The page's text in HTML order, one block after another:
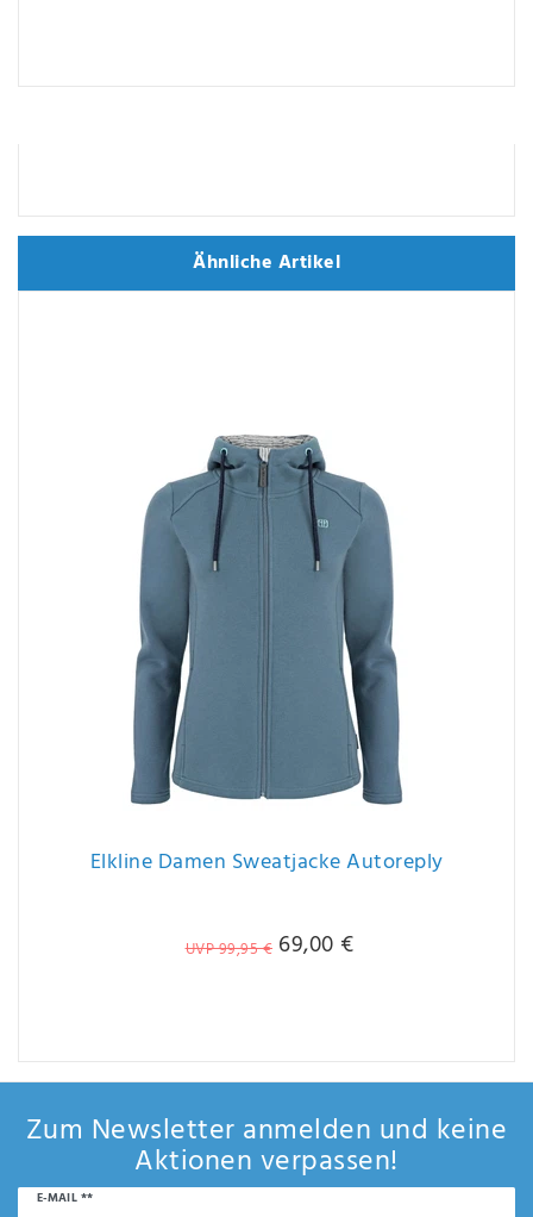
Ähnliche Artikel
Elkline Damen Sweatjacke Autoreply
UVP 99,95 € 69,00 €
Zum Newsletter anmelden und keine
Aktionen verpassen!
E-MAIL **
Newsletter